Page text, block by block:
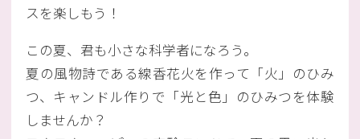
スを楽しもう！
この夏、君も小さな科学者になろう。
夏の風物詩である線香花火を作って「火」のひみ
つ、キャンドル作りで「光と色」のひみつを体験
しませんか？